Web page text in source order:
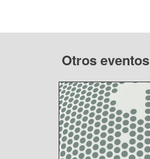
Otros eventos